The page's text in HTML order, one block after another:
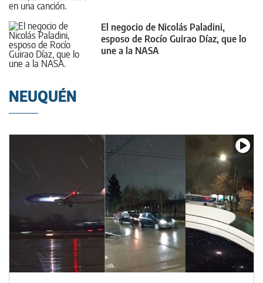
El negocio de Nicolás Paladini,
esposo de Rocío Guirao Díaz, que lo
une a la NASA
NEUQUÉN